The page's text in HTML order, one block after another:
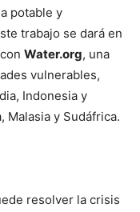
potable y
trabajo se dará en
Water.org, una
vulnerables,
Indonesia y
Malasia y Sudáfrica.
resolver la crisis